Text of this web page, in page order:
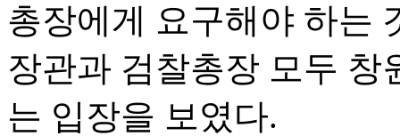
총장에게 요구해야 하는
장관과 검찰총장 모두
는 입장을 보였다.